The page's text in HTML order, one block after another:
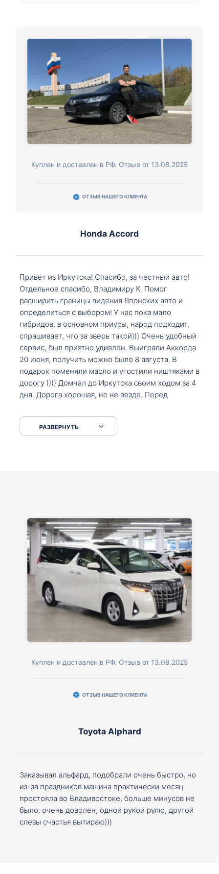
Куплен и доставлен в РФ. Отзыв от 13.08.2025
ОТЗЫВ НАШЕГО КЛИЕНТА
Honda Accord
Привет из Иркутска! Спасибо, за честный авто!
Отдельное спасибо, Владимиру К. Помог
расширить границы видения Японских авто и
определиться с выбором! У нас пока мало
гибридов, в основном приусы, народ подходит,
спрашивает, что за зверь такой))) Очень удобный
сервис, был приятно удивлён. Выиграли Аккорда
20 июня, получить можно было 8 августа. В
подарок поменяли масло и угостили ништяками в
дорогу )))) Домчал до Иркутска своим ходом за 4
дня. Дорога хорошая, но не везде. Перед
серпантинах по пути следования.
РАЗВЕРНУТЬ
Куплен и доставлен в РФ. Отзыв от 13.08.2025
ОТЗЫВ НАШЕГО КЛИЕНТА
Toyota Alphard
Заказывал альфард, подобрали очень быстро, но
из-за праздников машина практически месяц
простояла во Владивостоке, больше минусов не
было, очень доволен, одной рукой рулю, другой
слезы счастья вытираю)))